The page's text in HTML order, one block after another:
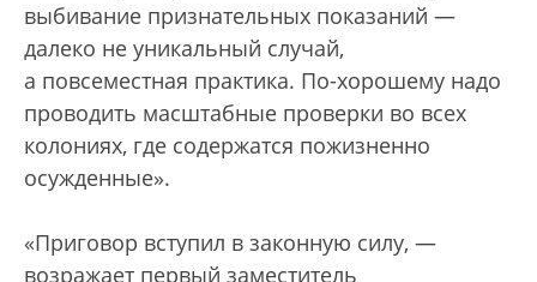
выбивание признательных показаний —
далеко не уникальный случай,
а повсеместная практика. По-хорошему надо
проводить масштабные проверки во всех
колониях, где содержатся пожизненно
осужденные».
«Приговор вступил в законную силу, —
возражает первый заместитель